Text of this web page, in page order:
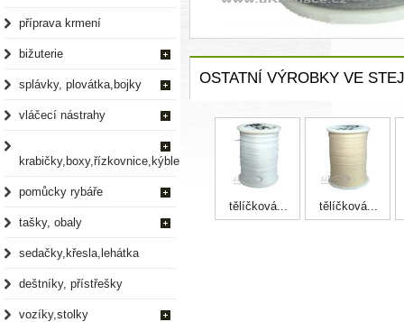
příprava krmení
bižuterie
splávky, plovátka,bojky
vláčecí nástrahy
krabičky,boxy,řízkovnice,kýble
pomůcky rybáře
tašky, obaly
sedačky,křesla,lehátka
deštníky, přístřešky
vozíky,stolky
OSTATNÍ VÝROBKY VE
tělíčková... tělíčková...